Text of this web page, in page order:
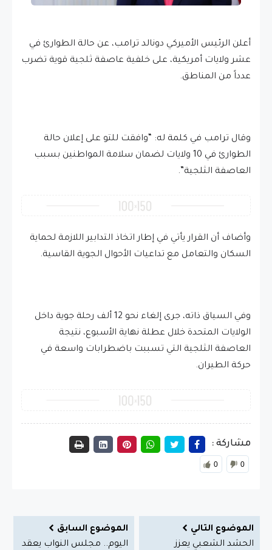
أعلن الرئيس الأميركي دونالد ترامب، عن حالة الطوارئ في
عشر ولايات أمريكية، على خلفية عاصفة ثلجية قوية تضرب
عدداً من المناطق.
وقال ترامب في كلمة له: “وافقت للتو على إعلان حالة
الطوارئ في 10 ولايات لضمان سلامة المواطنين بسبب
العاصفة الثلجية”.
وأضاف أن القرار يأتي في إطار اتخاذ التدابير اللازمة لحماية
السكان والتعامل مع تداعيات الأحوال الجوية القاسية.
وفي السياق ذاته، جرى إلغاء نحو 12 ألف رحلة جوية داخل
الولايات المتحدة خلال عطلة نهاية الأسبوع، نتيجة
العاصفة الثلجية التي تسببت باضطرابات واسعة في
حركة الطيران.
مشاركة :
0 0
الموضوع التالي
الحشد الشعبي يعزز
الموضوع السابق
اليوم.. مجلس النواب يعقد